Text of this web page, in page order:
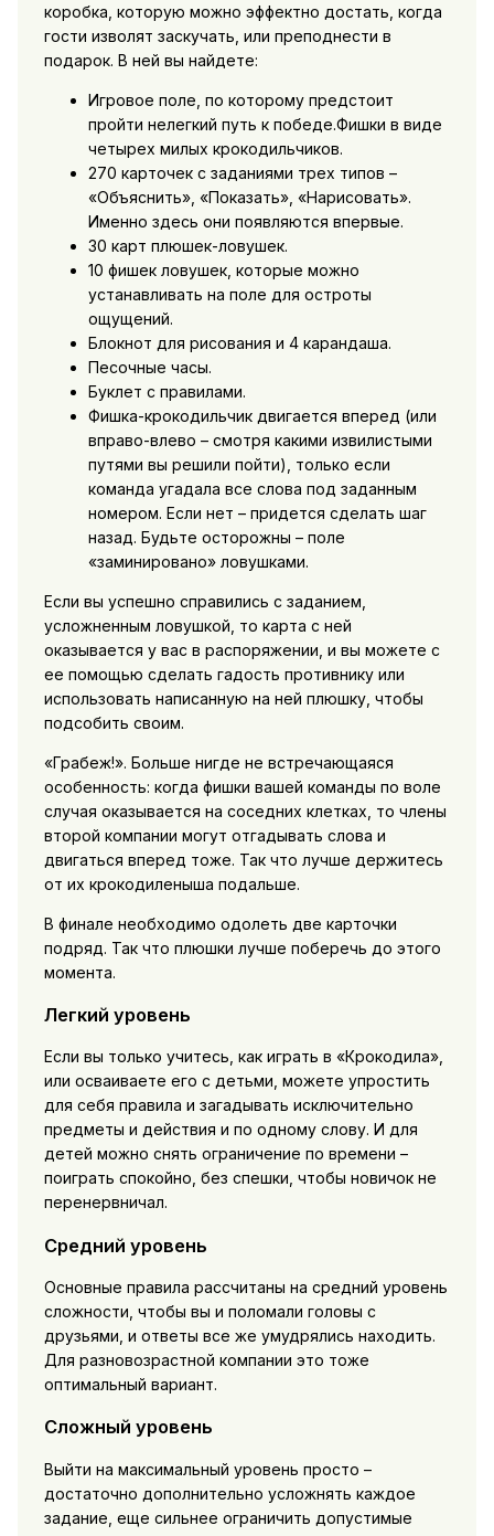
коробка, которую можно эффектно достать, когда
гости изволят заскучать, или преподнести в
подарок. В ней вы найдете:
Игровое поле, по которому предстоит
пройти нелегкий путь к победе.Фишки в виде
четырех милых крокодильчиков.
270 карточек с заданиями трех типов –
«Объяснить», «Показать», «Нарисовать».
Именно здесь они появляются впервые.
30 карт плюшек-ловушек.
10 фишек ловушек, которые можно
устанавливать на поле для остроты
ощущений.
Блокнот для рисования и 4 карандаша.
Песочные часы.
Буклет с правилами.
Фишка-крокодильчик двигается вперед (или
вправо-влево – смотря какими извилистыми
путями вы решили пойти), только если
команда угадала все слова под заданным
номером. Если нет – придется сделать шаг
назад. Будьте осторожны – поле
«заминировано» ловушками.
Если вы успешно справились с заданием,
усложненным ловушкой, то карта с ней
оказывается у вас в распоряжении, и вы можете с
ее помощью сделать гадость противнику или
использовать написанную на ней плюшку, чтобы
подсобить своим.
«Грабеж!». Больше нигде не встречающаяся
особенность: когда фишки вашей команды по воле
случая оказывается на соседних клетках, то члены
второй компании могут отгадывать слова и
двигаться вперед тоже. Так что лучше держитесь
от их крокодиленыша подальше.
В финале необходимо одолеть две карточки
подряд. Так что плюшки лучше поберечь до этого
момента.
Легкий уровень
Если вы только учитесь, как играть в «Крокодила»,
или осваиваете его с детьми, можете упростить
для себя правила и загадывать исключительно
предметы и действия и по одному слову. И для
детей можно снять ограничение по времени –
поиграть спокойно, без спешки, чтобы новичок не
перенервничал.
Средний уровень
Основные правила рассчитаны на средний уровень
сложности, чтобы вы и поломали головы с
друзьями, и ответы все же умудрялись находить.
Для разновозрастной компании это тоже
оптимальный вариант.
Сложный уровень
Выйти на максимальный уровень просто –
достаточно дополнительно усложнять каждое
задание, еще сильнее ограничить допустимые